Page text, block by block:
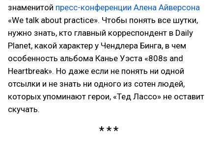
знаменитой пресс-конференции Алена Айверсона
«We talk about practice». Чтобы понять все шутки,
нужно знать, кто главный корреспондент в Daily
Planet, какой характер у Чендлера Бинга, в чем
особенность альбома Канье Уэста «808s and
Heartbreak». Но даже если не понять ни одной
отсылки и не знать ни одного из сотен людей,
которых упоминают герои, «Тед Лассо» не оставит
скучать.